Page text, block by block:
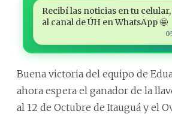
Recibí las noticias en tu
al canal de ÚH en WhatsApp 🤩
Buena victoria del equipo de
ahora espera el ganador de la
al 12 de Octubre de Itauguá y el